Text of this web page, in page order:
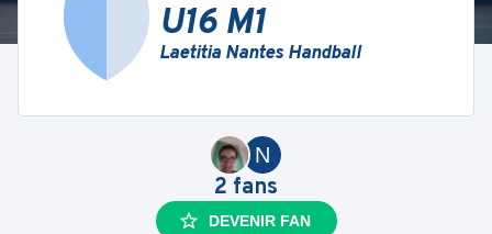
U16 M1
Laetitia Nantes Handball
N
2 fans
DEVENIR FAN